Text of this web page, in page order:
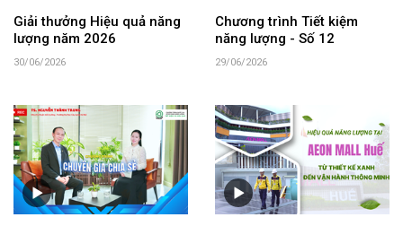
Giải thưởng Hiệu quả năng
lượng năm 2026
30/06/2026
Chương trình Tiết kiệm
năng lượng - Số 12
29/06/2026